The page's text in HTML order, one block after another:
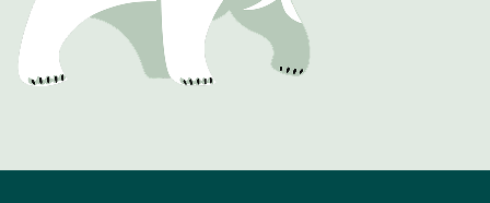
Проект должен подчеркнуть, что за успехом компании
стоят не только прогрессивные технологии, но и яркие,
талантливые люди.
Вечер доказал: 15 лет для A-GROUP — не просто рубеж,